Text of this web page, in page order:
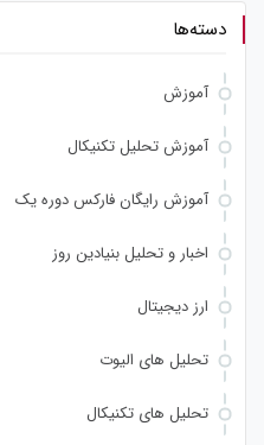
دسته‌ها
آموزش
آموزش تحلیل تکنیکال
آموزش رایگان فارکس دوره یک
اخبار و تحلیل بنیادین روز
ارز دیجیتال
تحلیل های الیوت
تحلیل های تکنیکال